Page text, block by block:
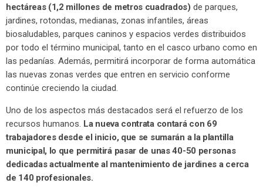
hectáreas (1,2 millones de metros cuadrados) de parques,
jardines, rotondas, medianas, zonas infantiles, áreas
biosaludables, parques caninos y espacios verdes distribuidos
por todo el término municipal, tanto en el casco urbano como en
las pedanías. Además, permitirá incorporar de forma automática
las nuevas zonas verdes que entren en servicio conforme
continúe creciendo la ciudad.
Uno de los aspectos más destacados será el refuerzo de los
recursos humanos. La nueva contrata contará con 69
trabajadores desde el inicio, que se sumarán a la plantilla
municipal, lo que permitirá pasar de unas 40-50 personas
dedicadas actualmente al mantenimiento de jardines a cerca
de 140 profesionales.